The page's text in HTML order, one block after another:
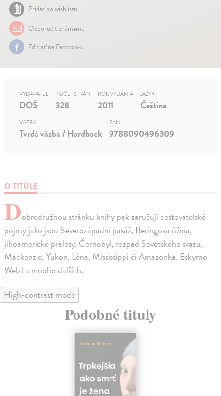
Pridať do wishlistu
Odporučiť známemu
Zdielať na Facebooku
O TITULE
Dobrodružnou stránku knihy pak zaručují cestovatelské
pojmy jako jsou Severozápadní pasáž, Beringova úžina,
jihoamerické pralesy, Černobyl, rozpad Sovětského svazu,
Mackenzie, Yukon, Léna, Mississippi či Amazonka, Eskymo
Welzl a mnoho dalších.
VYDAVATEĽ
DOŠ
POČET STRÁN
328
ROK VYDANIA
2011
JAZYK
Čeština
VÄZBA
Tvrdá väzba / Hardback
EAN
9788090496309
High-contrast mode
Podobné tituly